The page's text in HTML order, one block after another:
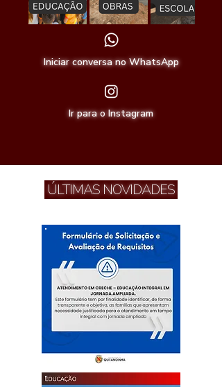
Iniciar conversa no WhatsApp
Ir para o Instagram
ÚLTIMAS NOVIDADES